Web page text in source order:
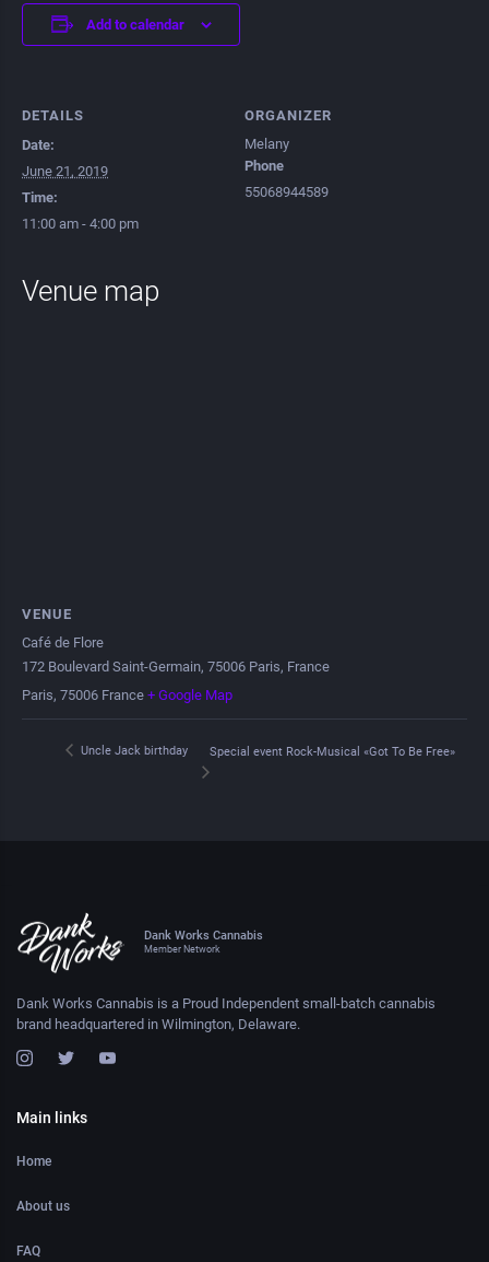
Add to calendar
DETAILS
Date:
June 21, 2019
Time:
11:00 am - 4:00 pm
ORGANIZER
Melany
Phone
55068944589
VENUE
Café de Flore
172 Boulevard Saint-Germain, 75006 Paris, France
Paris, 75006 France + Google Map
Venue map
Uncle Jack birthday Special event Rock-Musical «Got To Be Free»
Dank Works Cannabis
Member Network
Dank Works Cannabis is a Proud Independent small-batch cannabis
brand headquartered in Wilmington, Delaware.
Main links
Home
About us
FAQ